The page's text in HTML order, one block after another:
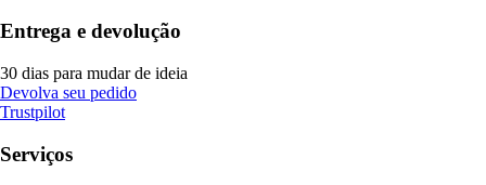
Entrega e devolução
30 dias para mudar de ideia
Devolva seu pedido
Trustpilot
Serviços